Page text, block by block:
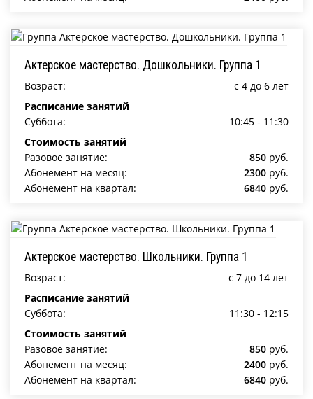
Актерское мастерство. Дошкольники. Группа 1
Возраст:
c 4 до 6 лет
Расписание занятий
Суббота:
10:45 - 11:30
Стоимость занятий
Разовое занятие:
850 руб.
Абонемент на месяц:
2300 руб.
Абонемент на квартал:
6840 руб.
Актерское мастерство. Школьники. Группа 1
Возраст:
c 7 до 14 лет
Расписание занятий
Суббота:
11:30 - 12:15
Стоимость занятий
Разовое занятие:
850 руб.
Абонемент на месяц:
2400 руб.
Абонемент на квартал:
6840 руб.